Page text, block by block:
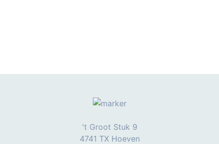
't Groot Stuk 9
4741 TX Hoeven